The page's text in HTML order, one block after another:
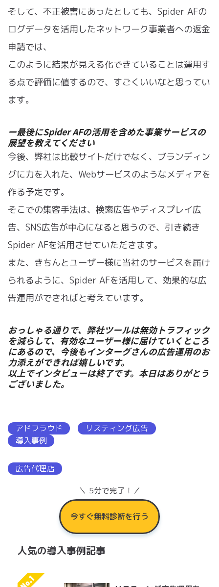
そして、不正被害にあったとしても、Spider AFの
ログデータを活用したネットワーク事業者への返金
申請では、
このように結果が見える化できていることは運用す
る点で評価に値するので、すごくいいなと思ってい
ます。
ー最後にSpider AFの活用を含めた事業サービスの
展望を教えてください
今後、弊社は比較サイトだけでなく、ブランディン
グに力を入れた、Webサービスのようなメディアを
作る予定です。
そこでの集客手法は、検索広告やディスプレイ広
告、SNS広告が中心になると思うので、引き続き
Spider AFを活用させていただきます。
また、きちんとユーザー様に当社のサービスを届け
られるように、Spider AFを活用して、効果的な広
告運用ができればと考えています。
おっしゃる通りで、弊社ツールは無効トラフィック
を減らして、有効なユーザー様に届けていくところ
にあるので、今後もインターグさんの広告運用のお
力添えができれば嬉しいです。
以上でインタビューは終了です。本日はありがとう
ございました。
アドフラウド
リスティング広告
導入事例
広告代理店
＼ 5分で完了！／
今すぐ無料診断を行う
人気の導入事例記事